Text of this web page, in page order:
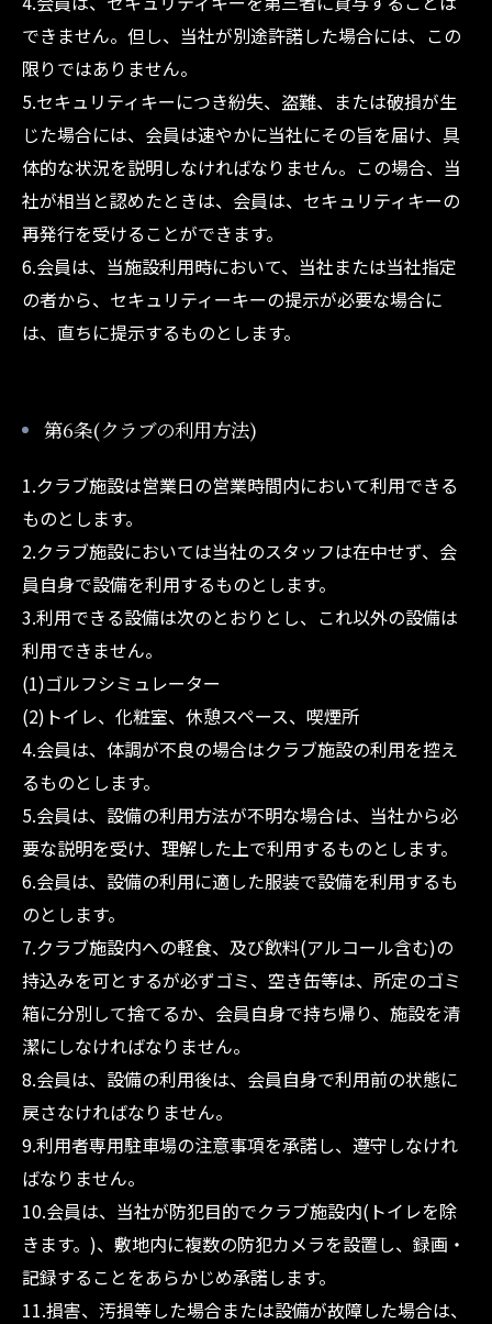
できません。但し、当社が別途許諾した場合には、この
限りではありません。
5.セキュリティキーにつき紛失、盗難、または破損が生
じた場合には、会員は速やかに当社にその旨を届け、具
体的な状況を説明しなければなりません。この場合、当
社が相当と認めたときは、会員は、セキュリティキーの
再発行を受けることができます。
6.会員は、当施設利用時において、当社または当社指定
の者から、セキュリティーキーの提示が必要な場合に
は、直ちに提示するものとします。
第6条(クラブの利用方法)
1.クラブ施設は営業日の営業時間内において利用できる
ものとします。
2.クラブ施設においては当社のスタッフは在中せず、会
員自身で設備を利用するものとします。
3.利用できる設備は次のとおりとし、これ以外の設備は
利用できません。
(1)ゴルフシミュレーター
(2)トイレ、化粧室、休憩スペース、喫煙所
4.会員は、体調が不良の場合はクラブ施設の利用を控え
るものとします。
5.会員は、設備の利用方法が不明な場合は、当社から必
要な説明を受け、理解した上で利用するものとします。
6.会員は、設備の利用に適した服装で設備を利用するも
のとします。
7.クラブ施設内への軽食、及び飲料(アルコール含む)の
持込みを可とするが必ずゴミ、空き缶等は、所定のゴミ
箱に分別して捨てるか、会員自身で持ち帰り、施設を清
潔にしなければなりません。
8.会員は、設備の利用後は、会員自身で利用前の状態に
戻さなければなりません。
9.利用者専用駐車場の注意事項を承諾し、遵守しなけれ
ばなりません。
10.会員は、当社が防犯目的でクラブ施設内(トイレを除
きます。)、敷地内に複数の防犯カメラを設置し、録画・
記録することをあらかじめ承諾します。
11.損害、汚損等した場合または設備が故障した場合は、